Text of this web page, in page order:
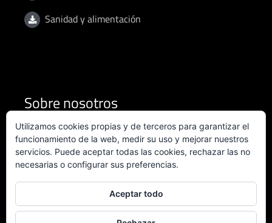
Sanidad y alimentación
Sobre nosotros
Condiciones de uso
Política de privacidad
Política de calidad
Utilizamos cookies propias y de terceros para garantizar el
funcionamiento de la web, medir su uso y mejorar nuestros
servicios. Puede aceptar todas las cookies, rechazar las no
necesarias o configurar sus preferencias.
Aceptar todo